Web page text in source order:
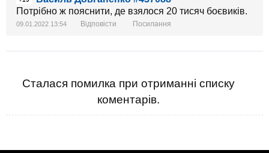
Потрібно ж пояснити, де взялося 20 тисяч боєвиків.
09.01.2022 13:54 Відповісти Посилання
Сталася помилка при отриманні списку
коментарів.